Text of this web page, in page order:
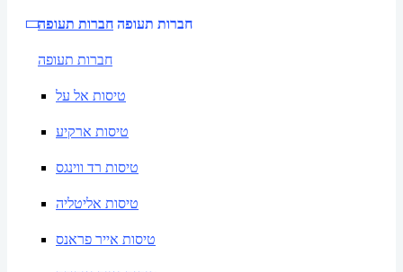
חברות תעופה חברות תעופה
חברות תעופה
טיסות אל על
טיסות ארקיע
טיסות רד ווינגס
טיסות אליטליה
טיסות אייר פראנס